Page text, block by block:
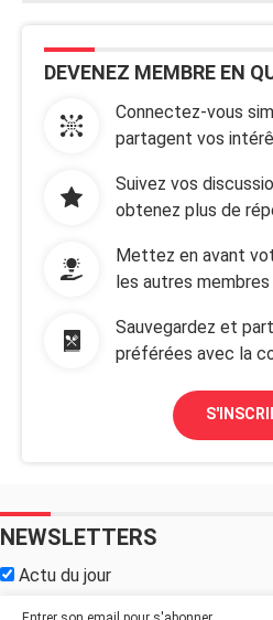
DEVENEZ MEMBRE EN
Connectez-vous
partagent vos
Suivez vos
obtenez plus de
Mettez en avant
les autres membres
Sauvegardez et
préférées avec la
NEWSLETTERS
Actu du jour